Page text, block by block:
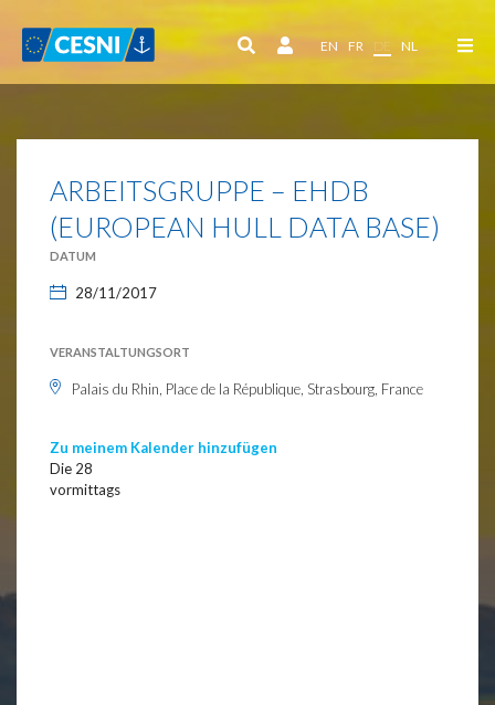
EN FR DE NL
ARBEITSGRUPPE – EHDB
(EUROPEAN HULL DATA BASE)
DATUM
28/11/2017
VERANSTALTUNGSORT
Palais du Rhin, Place de la République, Strasbourg, France
Zu meinem Kalender hinzufügen
Die 28
vormittags